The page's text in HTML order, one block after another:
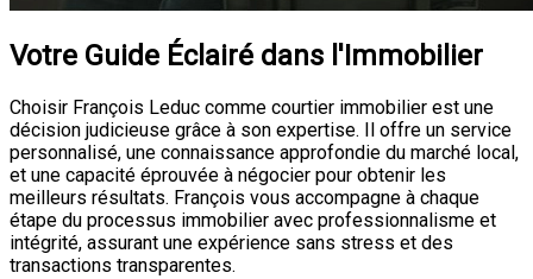
Votre Guide Éclairé dans l'Immobilier
Choisir François Leduc comme courtier immobilier est une
décision judicieuse grâce à son expertise. Il offre un service
personnalisé, une connaissance approfondie du marché local,
et une capacité éprouvée à négocier pour obtenir les
meilleurs résultats. François vous accompagne à chaque
étape du processus immobilier avec professionnalisme et
intégrité, assurant une expérience sans stress et des
transactions transparentes.